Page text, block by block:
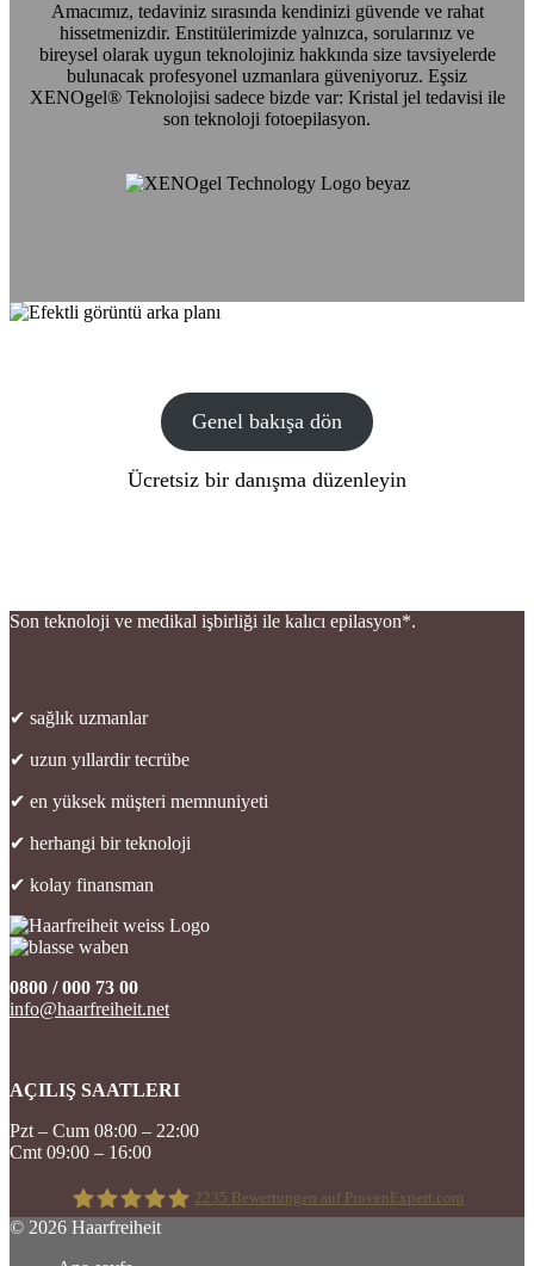
Amacımız, tedaviniz sırasında kendinizi güvende ve rahat
hissetmenizdir. Enstitülerimizde yalnızca, sorularınız ve
bireysel olarak uygun teknolojiniz hakkında size tavsiyelerde
bulunacak profesyonel uzmanlara güveniyoruz. Eşsiz
XENOgel® Teknolojisi sadece bizde var: Kristal jel tedavisi ile
son teknoloji fotoepilasyon.
Genel bakışa dön
Ücretsiz bir danışma düzenleyin
Son teknoloji ve medikal işbirliği ile kalıcı epilasyon*.
✔ sağlık uzmanlar
✔ uzun yıllardir tecrübe
✔ en yüksek müşteri memnuniyeti
✔ herhangi bir teknoloji
✔ kolay finansman
0800 / 000 73 00
info@haarfreiheit.net
AÇILIŞ SAATLERI
Pzt – Cum 08:00 – 22:00
Cmt 09:00 – 16:00
2235 Bewertungen auf ProvenExpert.com
© 2026 Haarfreiheit